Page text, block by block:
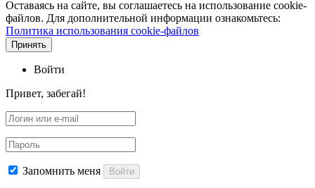
Оставаясь на сайте, вы соглашаетесь на использование cookie-
файлов. Для дополнительной информации ознакомьтесь:
Политика использования cookie-файлов
Принять
Войти
Привет, забегай!
Запомнить меня Войти